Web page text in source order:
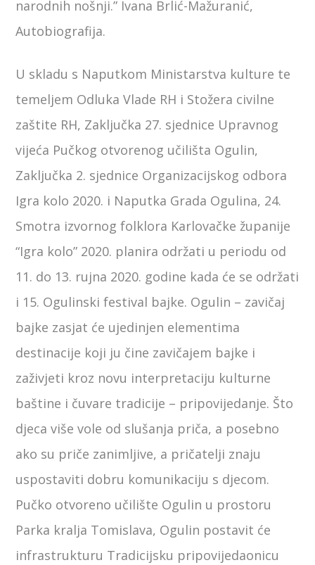
narodnih nošnji.” Ivana Brlić-Mažuranić,
Autobiografija.
U skladu s Naputkom Ministarstva kulture te
temeljem Odluka Vlade RH i Stožera civilne
zaštite RH, Zaključka 27. sjednice Upravnog
vijeća Pučkog otvorenog učilišta Ogulin,
Zaključka 2. sjednice Organizacijskog odbora
Igra kolo 2020. i Naputka Grada Ogulina, 24.
Smotra izvornog folklora Karlovačke županije
“Igra kolo” 2020. planira održati u periodu od
11. do 13. rujna 2020. godine kada će se održati
i 15. Ogulinski festival bajke. Ogulin – zavičaj
bajke zasjat će ujedinjen elementima
destinacije koji ju čine zavičajem bajke i
zaživjeti kroz novu interpretaciju kulturne
baštine i čuvare tradicije – pripovijedanje. Što
djeca više vole od slušanja priča, a posebno
ako su priče zanimljive, a pričatelji znaju
uspostaviti dobru komunikaciju s djecom.
Pučko otvoreno učilište Ogulin u prostoru
Parka kralja Tomislava, Ogulin postavit će
infrastrukturu Tradicijsku pripovijedaonicu